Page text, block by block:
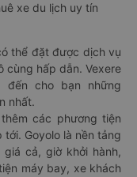
xe du lịch uy tín
thể đặt được dịch vụ
cùng hấp dẫn. Vexere
đến cho bạn những
nhất.
các phương tiện
Goyolo là nền tảng
cả, giờ khởi hành,
máy bay, xe khách